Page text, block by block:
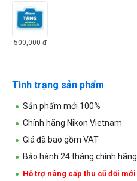
500,000 đ
Tình trạng sản phẩm
Sản phẩm mới 100%
Chính hãng Nikon Vietnam
Giá đã bao gồm VAT
Bảo hành 24 tháng chính hãng
Hỗ trợ nâng cấp thu cũ đổi mới